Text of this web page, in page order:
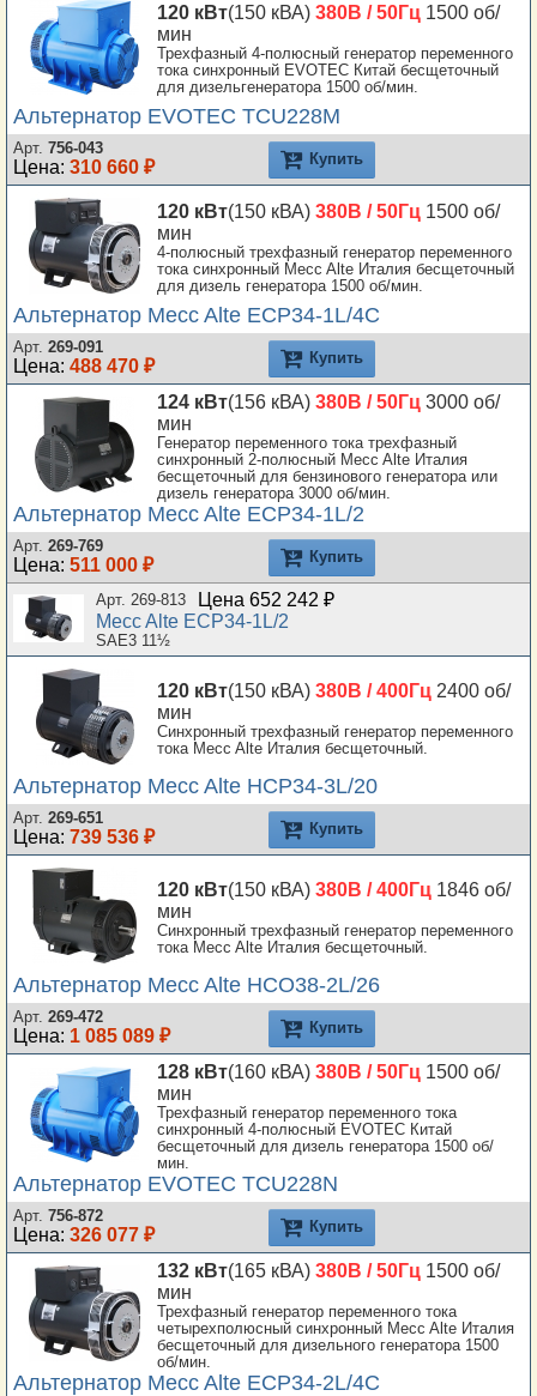
120 кВт(150 кВА) 380В / 50Гц 1500 об/
мин
Трехфазный 4-полюсный генератор переменного
тока синхронный EVOTEC Китай бесщеточный
для дизельгенератора 1500 об/мин.
Альтернатор EVOTEC TCU228M
Арт. 756-043
Цена: 310 660 ₽ Купить
120 кВт(150 кВА) 380В / 50Гц 1500 об/
мин
4-полюсный трехфазный генератор переменного
тока синхронный Mecc Alte Италия бесщеточный
для дизель генератора 1500 об/мин.
Альтернатор Mecc Alte ECP34-1L/4C
Арт. 269-091
Цена: 488 470 ₽ Купить
124 кВт(156 кВА) 380В / 50Гц 3000 об/
мин
Генератор переменного тока трехфазный
синхронный 2-полюсный Mecc Alte Италия
бесщеточный для бензинового генератора или
дизель генератора 3000 об/мин.
Альтернатор Mecc Alte ECP34-1L/2
Арт. 269-769
Цена: 511 000 ₽ Купить
Арт. 269-813
Цена 652 242 ₽
Mecc Alte ECP34-1L/2
SAE3 11½
120 кВт(150 кВА) 380В / 400Гц 2400 об/
мин
Синхронный трехфазный генератор переменного
тока Mecc Alte Италия бесщеточный.
Альтернатор Mecc Alte HCP34-3L/20
Арт. 269-651
Цена: 739 536 ₽ Купить
120 кВт(150 кВА) 380В / 400Гц 1846 об/
мин
Синхронный трехфазный генератор переменного
тока Mecc Alte Италия бесщеточный.
Альтернатор Mecc Alte HCO38-2L/26
Арт. 269-472
Цена: 1 085 089 ₽ Купить
128 кВт(160 кВА) 380В / 50Гц 1500 об/
мин
Трехфазный генератор переменного тока
синхронный 4-полюсный EVOTEC Китай
бесщеточный для дизель генератора 1500 об/
мин.
Альтернатор EVOTEC TCU228N
Арт. 756-872
Цена: 326 077 ₽ Купить
132 кВт(165 кВА) 380В / 50Гц 1500 об/
мин
Трехфазный генератор переменного тока
четырехполюсный синхронный Mecc Alte Италия
бесщеточный для дизельного генератора 1500
об/мин.
Альтернатор Mecc Alte ECP34-2L/4C